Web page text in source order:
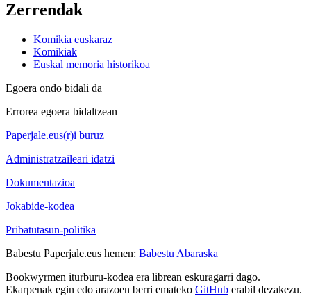
Zerrendak
Komikia euskaraz
Komikiak
Euskal memoria historikoa
Egoera ondo bidali da
Errorea egoera bidaltzean
Paperjale.eus(r)i buruz
Administratzaileari idatzi
Dokumentazioa
Jokabide-kodea
Pribatutasun-politika
Babestu Paperjale.eus hemen: Babestu Abaraska
Bookwyrmen iturburu-kodea era librean eskuragarri dago.
Ekarpenak egin edo arazoen berri emateko GitHub erabil dezakezu.